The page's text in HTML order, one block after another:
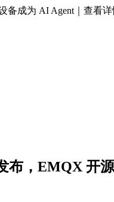
备成为 AI Agent｜查看
布，EMQX 开